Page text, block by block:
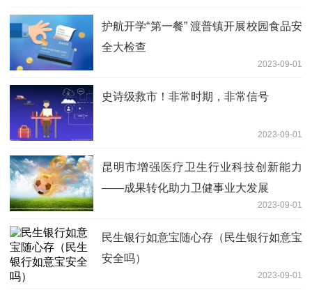
护航开学“第一餐” 渡普镇开展校园食品安
全大检查
2023-09-01
史诗级救市！非常时期，非常信号
2023-09-01
昆明市增强医疗卫生行业科技创新能力
——成果转化助力卫健事业大发展
2023-09-01
民生银行如意宝随心存（民生银行如意宝
安全吗）
2023-09-01